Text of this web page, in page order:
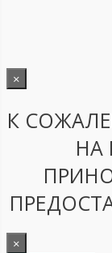
×
К
НА
×